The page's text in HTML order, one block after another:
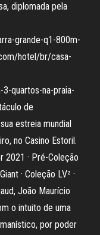
diplomada pela
grande-q1-800m-
hotel/br/casa-
quartos-na-praia-
de
estreia mundial
no Casino Estoril.
2021 · Pré-Coleção
· Coleção LV² ·
João Maurício
o intuito de uma
por poder